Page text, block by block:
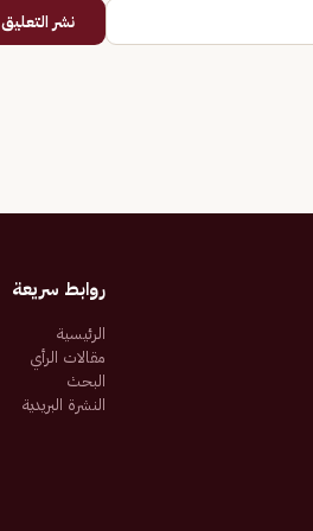
نشر التعليق
روابط سريعة
الرئيسية
مقالات الرأي
البحث
النشرة البريدية